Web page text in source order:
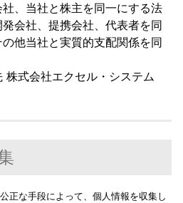
、当社と株主を同一にする法
会社、提携会社、代表者を同
他当社と実質的支配関係を同
株式会社エクセル・システム
正な手段によって、個人情報を収集し